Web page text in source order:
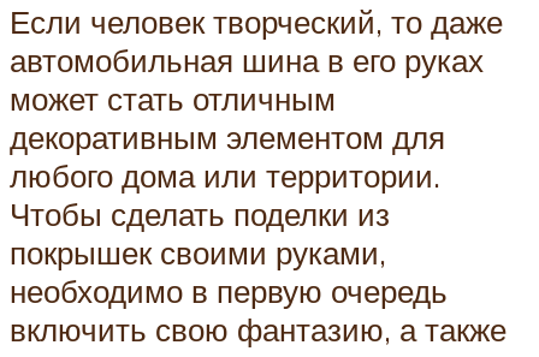
Если человек творческий, то даже
автомобильная шина в его руках
может стать отличным
декоративным элементом для
любого дома или территории.
Чтобы сделать поделки из
покрышек своими руками,
необходимо в первую очередь
включить свою фантазию, а также